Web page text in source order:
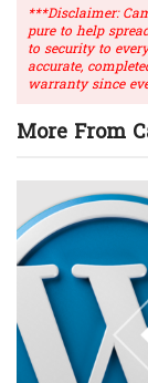
***Disclaimer:
pure to help
to security to
accurate,
warranty since
More From